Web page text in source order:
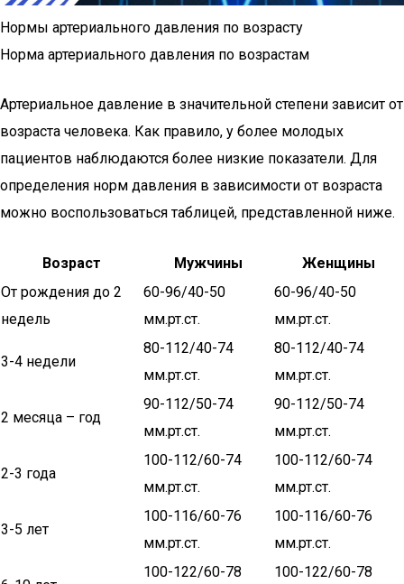
Нормы артериального давления по возрасту
Норма артериального давления по возрастам
Артериальное давление в значительной степени зависит от
возраста человека. Как правило, у более молодых
пациентов наблюдаются более низкие показатели. Для
определения норм давления в зависимости от возраста
можно воспользоваться таблицей, представленной ниже.
Возраст Мужчины
Женщины
От рождения до 2
недель
60-96/40-50
мм.рт.ст.
60-96/40-50
мм.рт.ст.
3-4 недели
80-112/40-74
мм.рт.ст.
80-112/40-74
мм.рт.ст.
2 месяца – год
90-112/50-74
мм.рт.ст.
90-112/50-74
мм.рт.ст.
2-3 года
100-112/60-74
мм.рт.ст.
100-112/60-74
мм.рт.ст.
3-5 лет
100-116/60-76
мм.рт.ст.
100-116/60-76
мм.рт.ст.
100-122/60-78 100-122/60-78